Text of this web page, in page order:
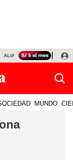
ALIANZA LIMA VS SPORT
MUNDO